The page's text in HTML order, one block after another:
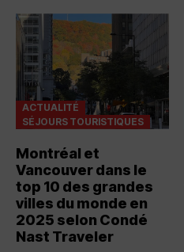
ACTUALITÉ
SÉJOURS TOURISTIQUES
Montréal et
Vancouver dans le
top 10 des grandes
villes du monde en
2025 selon Condé
Nast Traveler